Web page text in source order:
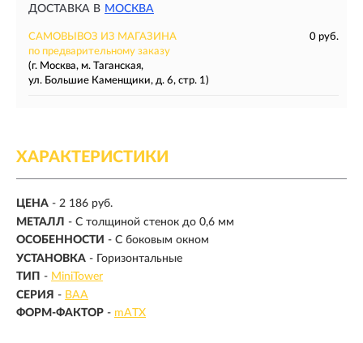
ДОСТАВКА В МОСКВА
САМОВЫВОЗ ИЗ МАГАЗИНА
0 руб.
по предварительному заказу
(г. Москва, м. Таганская,
ул. Большие Каменщики, д. 6, стр. 1)
ХАРАКТЕРИСТИКИ
ЦЕНА - 2 186 руб.
МЕТАЛЛ - С толщиной стенок до 0,6 мм
ОСОБЕННОСТИ - С боковым окном
УСТАНОВКА - Горизонтальные
ТИП - MiniTower
СЕРИЯ - BAA
ФОРМ-ФАКТОР - mATX